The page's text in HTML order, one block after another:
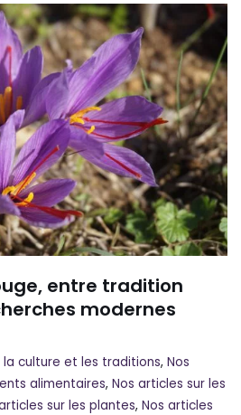
entre tradition
modernes
la culture et les traditions, Nos
alimentaires, Nos articles sur les
sur les plantes, Nos articles